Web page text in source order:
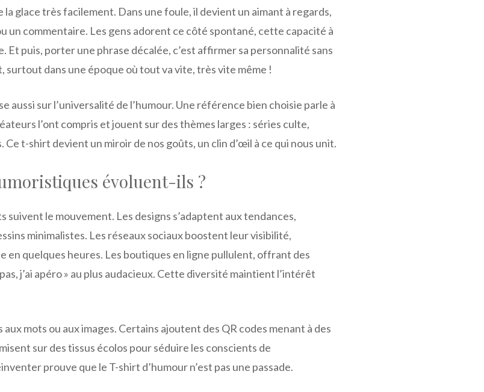
glace très facilement. Dans une foule, il devient un aimant à regards,
un commentaire. Les gens adorent ce côté spontané, cette capacité à
Et puis, porter une phrase décalée, c’est affirmer sa personnalité sans
dans une époque où tout va vite, très vite même !
aussi sur l’universalité de l’humour. Une référence bien choisie parle à
l’ont compris et jouent sur des thèmes larges : séries culte,
t-shirt devient un miroir de nos goûts, un clin d’œil à ce qui nous unit.
évoluent-ils ?
suivent le mouvement. Les designs s’adaptent aux tendances,
minimalistes. Les réseaux sociaux boostent leur visibilité,
en quelques heures. Les boutiques en ligne pullulent, offrant des
j’ai apéro » au plus audacieux. Cette diversité maintient l’intérêt
mots ou aux images. Certains ajoutent des QR codes menant à des
sur des tissus écolos pour séduire les conscients de
prouve que le T-shirt d’humour n’est pas une passade.